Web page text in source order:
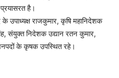
है।
उपाध्यक्ष राजकुमार, कृषि महानिदेशक
संयुक्त निदेशक उद्यान रतन कुमार,
के कृषक उपस्थित रहे।